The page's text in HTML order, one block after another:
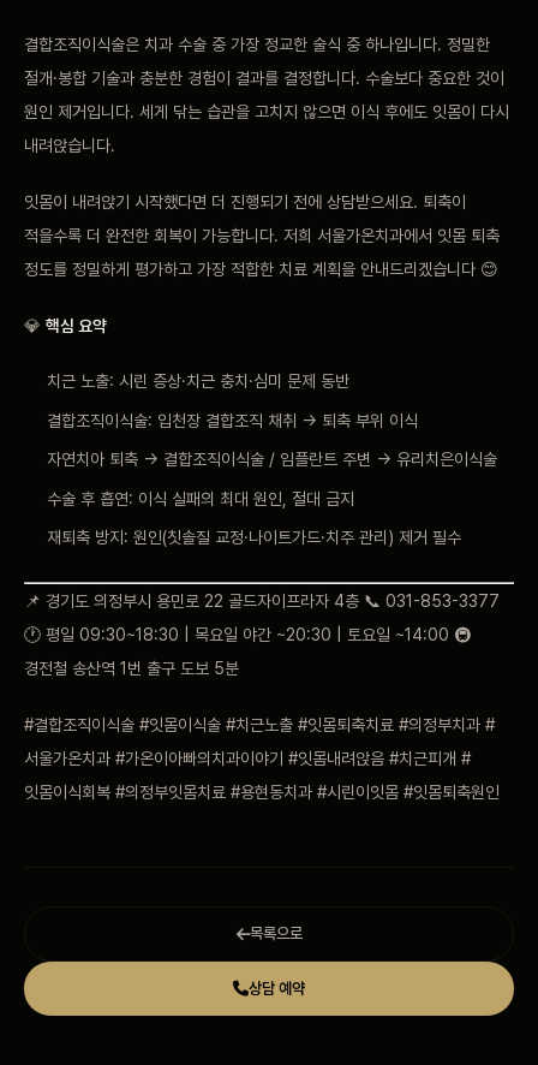
결합조직이식술은 치과 수술 중 가장 정교한 술식 중 하나입니다. 정밀한
절개·봉합 기술과 충분한 경험이 결과를 결정합니다. 수술보다 중요한 것이
원인 제거입니다. 세게 닦는 습관을 고치지 않으면 이식 후에도 잇몸이 다시
내려앉습니다.
잇몸이 내려앉기 시작했다면 더 진행되기 전에 상담받으세요. 퇴축이
적을수록 더 완전한 회복이 가능합니다. 저희 서울가온치과에서 잇몸 퇴축
정도를 정밀하게 평가하고 가장 적합한 치료 계획을 안내드리겠습니다 😊
💎 핵심 요약
치근 노출: 시린 증상·치근 충치·심미 문제 동반
결합조직이식술: 입천장 결합조직 채취 → 퇴축 부위 이식
자연치아 퇴축 → 결합조직이식술 / 임플란트 주변 → 유리치은이식술
수술 후 흡연: 이식 실패의 최대 원인, 절대 금지
재퇴축 방지: 원인(칫솔질 교정·나이트가드·치주 관리) 제거 필수
📌 경기도 의정부시 용민로 22 골드자이프라자 4층 📞 031-853-3377
🕐 평일 09:30~18:30 | 목요일 야간 ~20:30 | 토요일 ~14:00 🚇
경전철 송산역 1번 출구 도보 5분
#결합조직이식술 #잇몸이식술 #치근노출 #잇몸퇴축치료 #의정부치과 #
서울가온치과 #가온이아빠의치과이야기 #잇몸내려앉음 #치근피개 #
잇몸이식회복 #의정부잇몸치료 #용현동치과 #시린이잇몸 #잇몸퇴축원인
목록으로
상담 예약